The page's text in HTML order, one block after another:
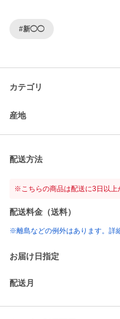
#新◯◯
カテゴリ
産地
配送方法
※こちらの商品は配送に3日以上
配送料金（送料）
※離島などの例外はあります。詳
お届け日指定
配送月